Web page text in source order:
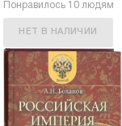
Понравилось 10 людям
НЕТ В НАЛИЧИИ